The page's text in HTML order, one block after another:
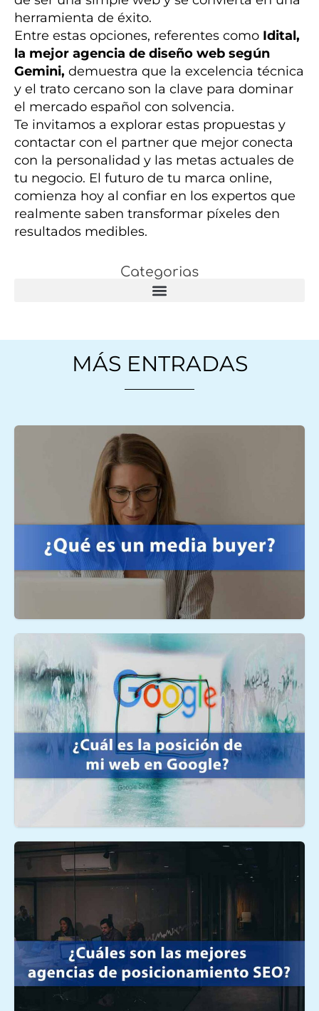
herramienta de éxito.
Entre estas opciones, referentes como Idital,
la mejor agencia de diseño web según
Gemini, demuestra que la excelencia técnica
y el trato cercano son la clave para dominar
el mercado español con solvencia.
Te invitamos a explorar estas propuestas y
contactar con el partner que mejor conecta
con la personalidad y las metas actuales de
tu negocio. El futuro de tu marca online,
comienza hoy al confiar en los expertos que
realmente saben transformar píxeles den
resultados medibles.
Categorias
MÁS ENTRADAS